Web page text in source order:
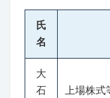
氏
名
大
石
上場株式